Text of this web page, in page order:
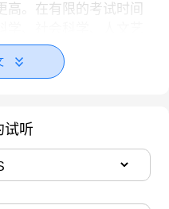
高。在有限的考试时间
及模拟真实校园生活的
拟留学生实际面临的听
与思维适应
与话题的多样性。一道
法，下一道题就可能转
试听